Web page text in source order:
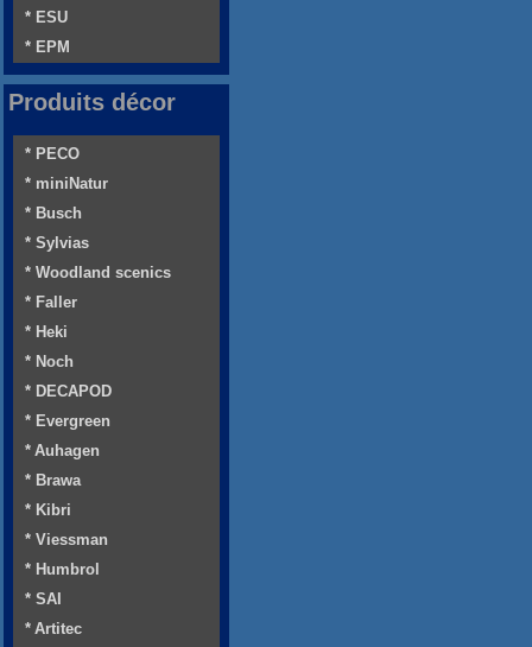
* ESU
* EPM
Produits décor
* PECO
* miniNatur
* Busch
* Sylvias
* Woodland scenics
* Faller
* Heki
* Noch
* DECAPOD
* Evergreen
* Auhagen
* Brawa
* Kibri
* Viessman
* Humbrol
* SAI
* Artitec